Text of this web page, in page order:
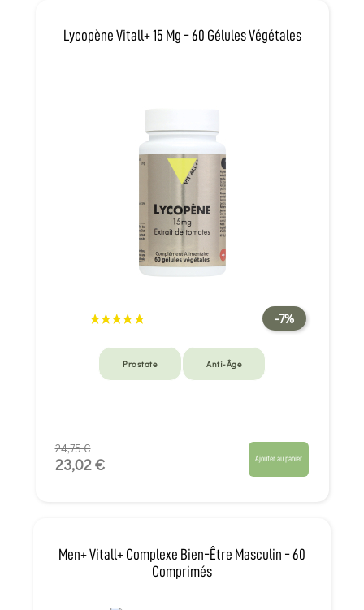
Lycopène Vitall+ 15 Mg - 60 Gélules Végétales
-7%
Prostate Anti-Âge
24,75 €
23,02 € Ajouter au panier
Men+ Vitall+ Complexe Bien-Être Masculin - 60
Comprimés